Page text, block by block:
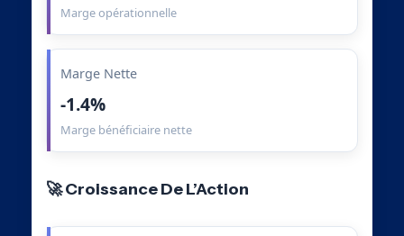
Marge opérationnelle
Marge Nette
-1.4%
Marge bénéficiaire nette
🚀 Croissance De L’Action